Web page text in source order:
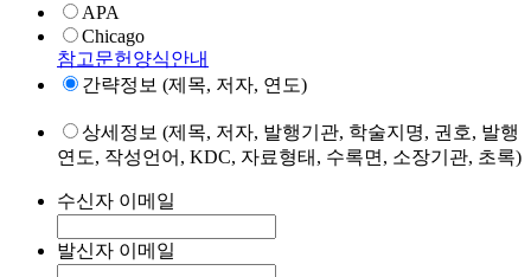
APA
Chicago
참고문헌양식안내
간략정보 (제목, 저자, 연도)
상세정보 (제목, 저자, 발행기관, 학술지명, 권호, 발행
연도, 작성언어, KDC, 자료형태, 수록면, 소장기관, 초록)
수신자 이메일
발신자 이메일